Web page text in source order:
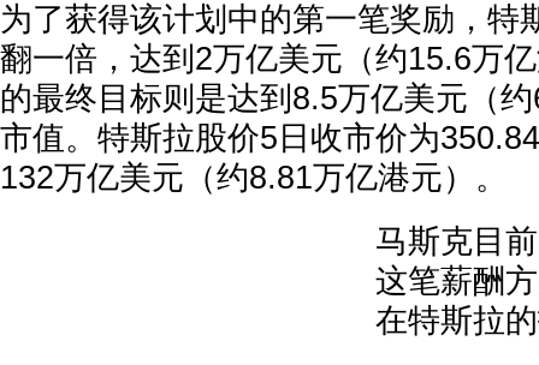
为了获得该计划中的第一笔奖励，特
翻一倍，达到2万亿美元（约15.6万
的最终目标则是达到8.5万亿美元（
市值。特斯拉股价5日收市价为
132万亿美元（约8.81万亿港元）。
马斯克目
这笔薪酬
在特斯拉